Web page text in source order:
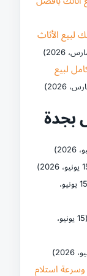
لبيع الأثاث
لبيع
بجدة
(15 يونيو،
(15 يونيو،
استلام